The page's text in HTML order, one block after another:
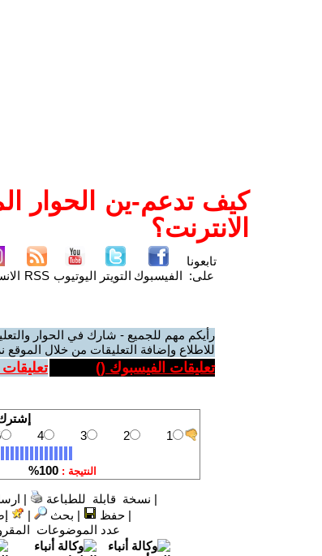
كيف تدعم-ين الحوار
الانترنت؟
تابعونا
على: الفيسبوك التويتر اليوتيوب RSS
رأيكم مهم للجميع - شارك في الحوار
للاطلاع وإضافة التعليقات من خلال
تعليقات الفيسبوك ()
| نسخة قابلة للطباعة |
|حفظ | بحث |
عدد الموضوعات